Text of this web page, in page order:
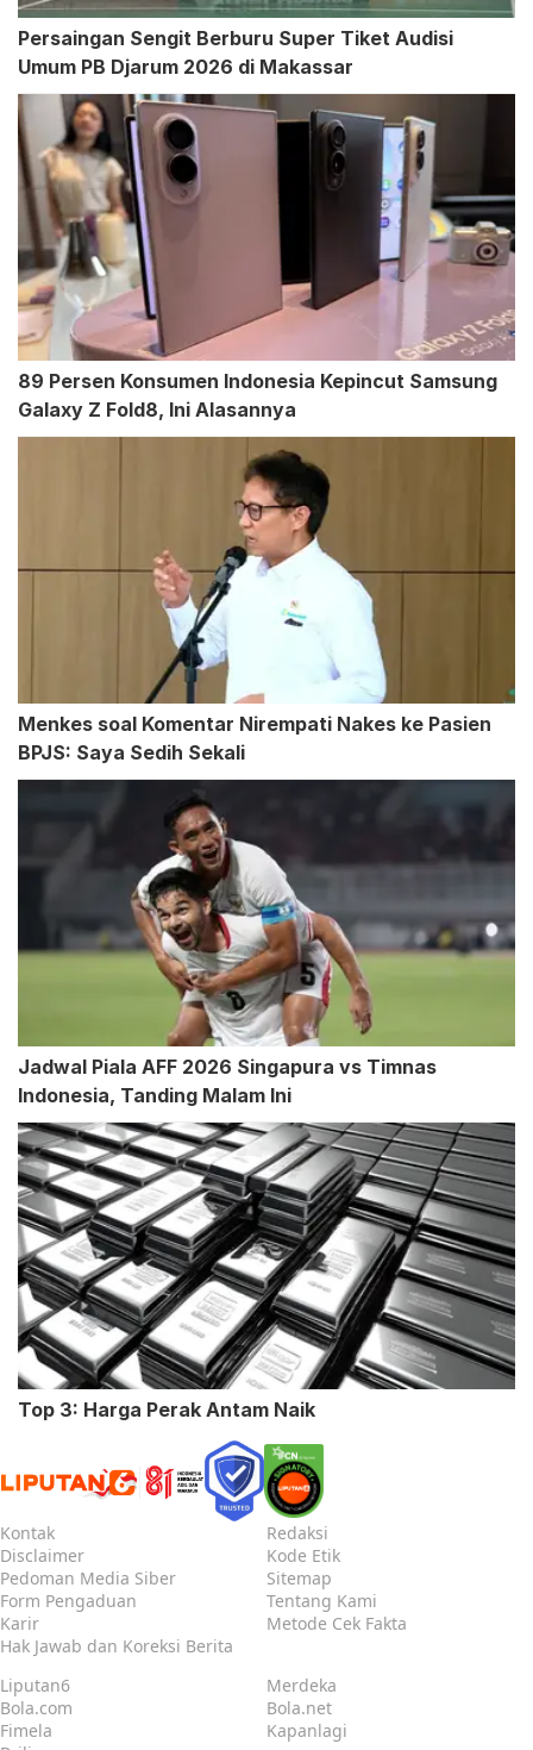
Persaingan Sengit Berburu Super Tiket Audisi
Umum PB Djarum 2026 di Makassar
89 Persen Konsumen Indonesia Kepincut Samsung
Galaxy Z Fold8, Ini Alasannya
Menkes soal Komentar Nirempati Nakes ke Pasien
BPJS: Saya Sedih Sekali
Jadwal Piala AFF 2026 Singapura vs Timnas
Indonesia, Tanding Malam Ini
Top 3: Harga Perak Antam Naik
Kontak
Redaksi
Disclaimer
Kode Etik
Pedoman Media Siber
Sitemap
Form Pengaduan
Tentang Kami
Karir
Metode Cek Fakta
Hak Jawab dan Koreksi Berita
Liputan6
Merdeka
Bola.com
Bola.net
Fimela
Kapanlagi